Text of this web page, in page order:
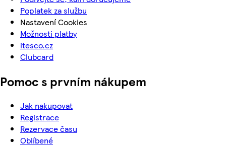
Poplatek za službu
Nastavení Cookies
Možnosti platby
itesco.cz
Clubcard
Pomoc s prvním nákupem
Jak nakupovat
Registrace
Rezervace času
Oblíbené